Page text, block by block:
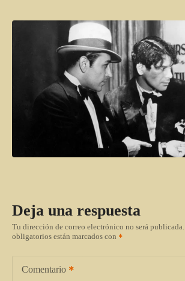
Deja una respuesta
Tu dirección de correo electrónico no será publicada.
obligatorios están marcados con
Comentario